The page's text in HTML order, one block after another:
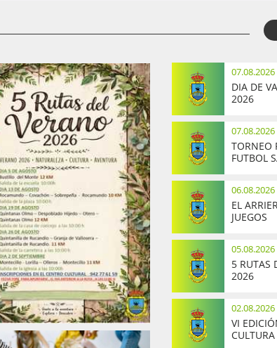
07.08.2026
DIA DE
2026
07.08.2026
TORNEO
FUTBOL
06.08.2026
EL
JUEGOS
05.08.2026
5 RUTAS
2026
02.08.2026
VI